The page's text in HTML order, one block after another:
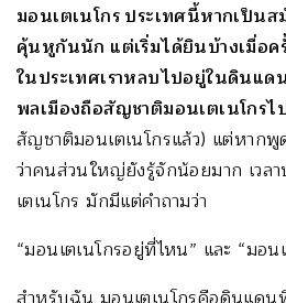
มอนเตเนโกร ประเทศนี้หากเป็น
คุ้นหูกันนัก แต่เริ่มได้ยินบ้างเมื่อค
ในประเทศเราหลบไปอยู่ในดินแด
พลเมืองถือสัญชาติมอนเตเนโกรไ
สัญชาติมอนเตเนโกรแล้ว) แต่หากพู
ว่าคนส่วนใหญ่ยังรู้จักน้อยมาก เวลา
เตเนโกร มักมีแต่คำถามว่า
“มอนเตเนโกรอยู่ที่ไหน” และ “มอน